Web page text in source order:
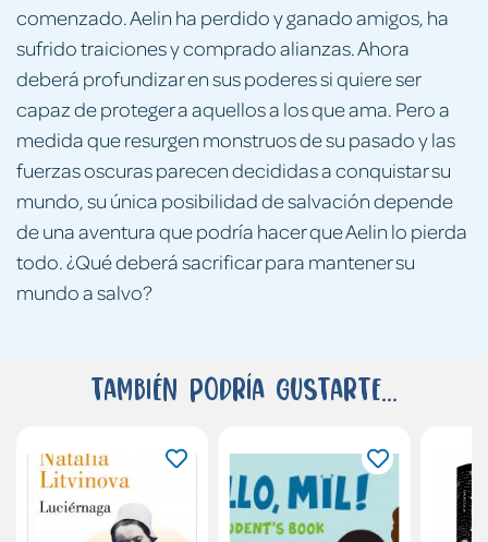
comenzado. Aelin ha perdido y ganado amigos, ha
sufrido traiciones y comprado alianzas. Ahora
deberá profundizar en sus poderes si quiere ser
capaz de proteger a aquellos a los que ama. Pero a
medida que resurgen monstruos de su pasado y las
fuerzas oscuras parecen decididas a conquistar su
mundo, su única posibilidad de salvación depende
de una aventura que podría hacer que Aelin lo pierda
todo. ¿Qué deberá sacrificar para mantener su
mundo a salvo?
También podría gustarte...